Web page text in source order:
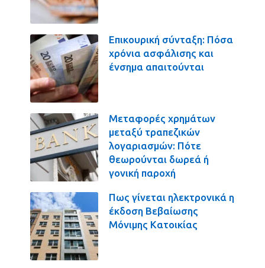
Επικουρική σύνταξη: Πόσα
χρόνια ασφάλισης και
ένσημα απαιτούνται
Μεταφορές χρημάτων
μεταξύ τραπεζικών
λογαριασμών: Πότε
θεωρούνται δωρεά ή
γονική παροχή
Πως γίνεται ηλεκτρονικά η
έκδοση Βεβαίωσης
Μόνιμης Κατοικίας